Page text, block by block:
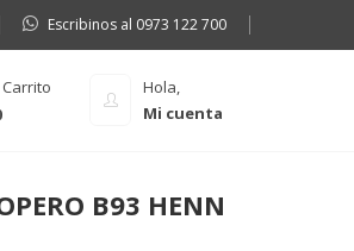
Escribinos al 0973 122 700
Hola,
Mi cuenta
B93 HENN